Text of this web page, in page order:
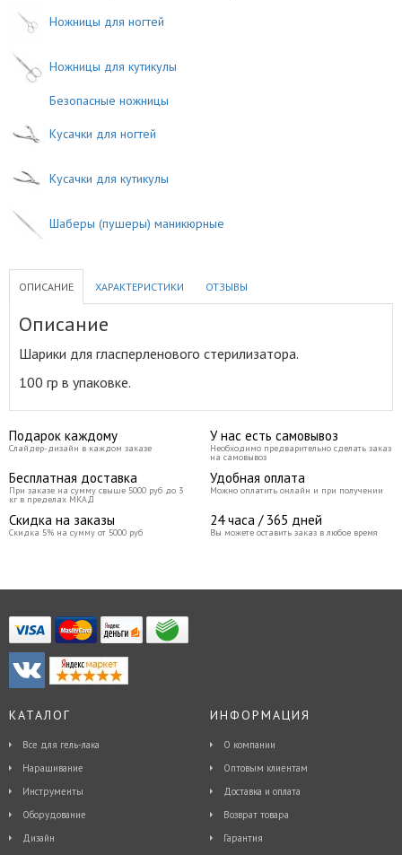
Ножницы для ногтей
Ножницы для кутикулы
Безопасные ножницы
Кусачки для ногтей
Кусачки для кутикулы
Шаберы (пушеры) маникюрные
ОПИСАНИЕ ХАРАКТЕРИСТИКИ ОТЗЫВЫ
Описание
Шарики для гласперленового стерилизатора.
100 гр в упаковке.
Подарок каждому
Слайдер-дизайн в каждом заказе
У нас есть самовывоз
Необходимо предварительно сделать заказ
на самовывоз
Бесплатная доставка
При заказе на сумму свыше 5000 руб до 3
кг в пределах МКАД
Удобная оплата
Можно оплатить онлайн и при получении
Скидка на заказы
Скидка 5% на сумму от 5000 руб
24 часа / 365 дней
Вы можете оставить заказ в любое время
КАТАЛОГ
Все для гель-лака
Наращивание
Инструменты
Оборудование
Дизайн
ИНФОРМАЦИЯ
О компании
Оптовым клиентам
Доставка и оплата
Возврат товара
Гарантия